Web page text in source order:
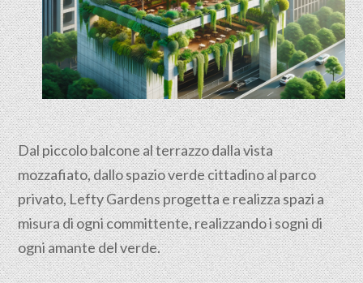
Dal piccolo balcone al terrazzo dalla vista
mozzafiato, dallo spazio verde cittadino al parco
privato, Lefty Gardens progetta e realizza spazi a
misura di ogni committente, realizzando i sogni di
ogni amante del verde.